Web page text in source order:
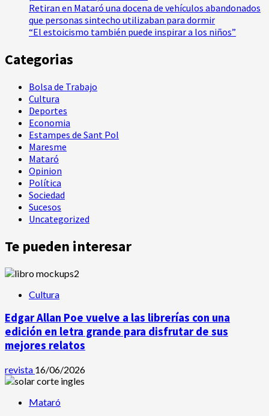
Retiran en Mataró una docena de vehículos abandonados
que personas sintecho utilizaban para dormir
“El estoicismo también puede inspirar a los niños”
Categorias
Bolsa de Trabajo
Cultura
Deportes
Economia
Estampes de Sant Pol
Maresme
Mataró
Opinion
Política
Sociedad
Sucesos
Uncategorized
Te pueden interesar
Cultura
Edgar Allan Poe vuelve a las librerías con una
edición en letra grande para disfrutar de sus
mejores relatos
revista 16/06/2026
Mataró